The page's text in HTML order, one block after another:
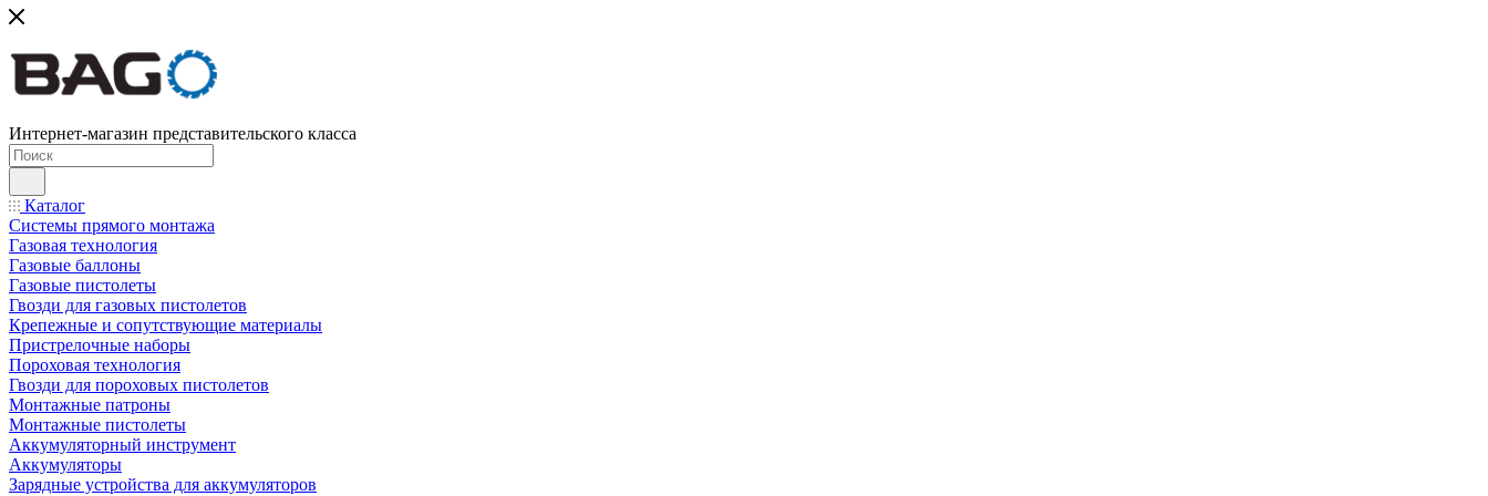
Интернет-магазин представительского класса
Каталог
Системы прямого монтажа
Газовая технология
Газовые баллоны
Газовые пистолеты
Гвозди для газовых пистолетов
Крепежные и сопутствующие материалы
Пристрелочные наборы
Пороховая технология
Гвозди для пороховых пистолетов
Монтажные патроны
Монтажные пистолеты
Аккумуляторный инструмент
Аккумуляторы
Зарядные устройства для аккумуляторов